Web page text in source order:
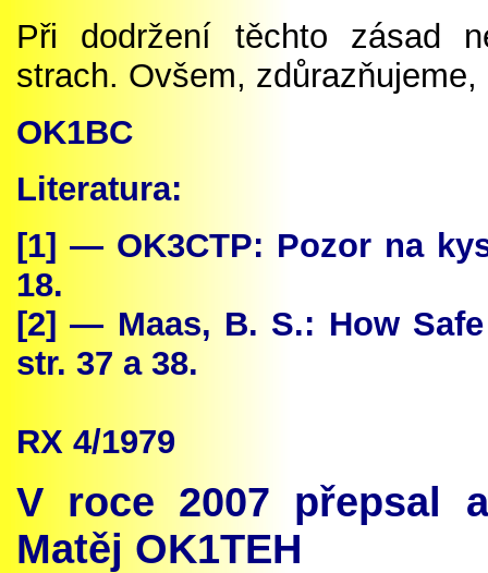
Při dodržení těchto zásad
strach. Ovšem,
OK1BC
Literatura:
[1] — OK3CTP: Pozor na
18.
[2] — Maas, B. S.: How
str. 37 a 38.
RX 4/1979
V roce 2007 přepsal
Matěj OK1TEH